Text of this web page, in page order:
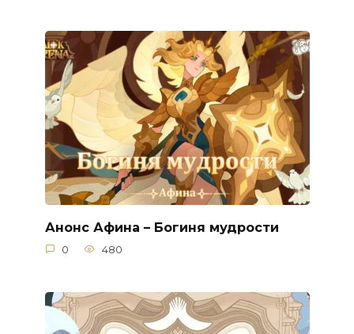
Анонс Афина – Богиня мудрости
0 480